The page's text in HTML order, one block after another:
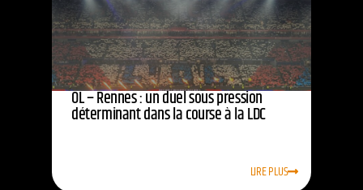
OL – Rennes : un duel sous pression
déterminant dans la course à la LDC
LIRE PLUS